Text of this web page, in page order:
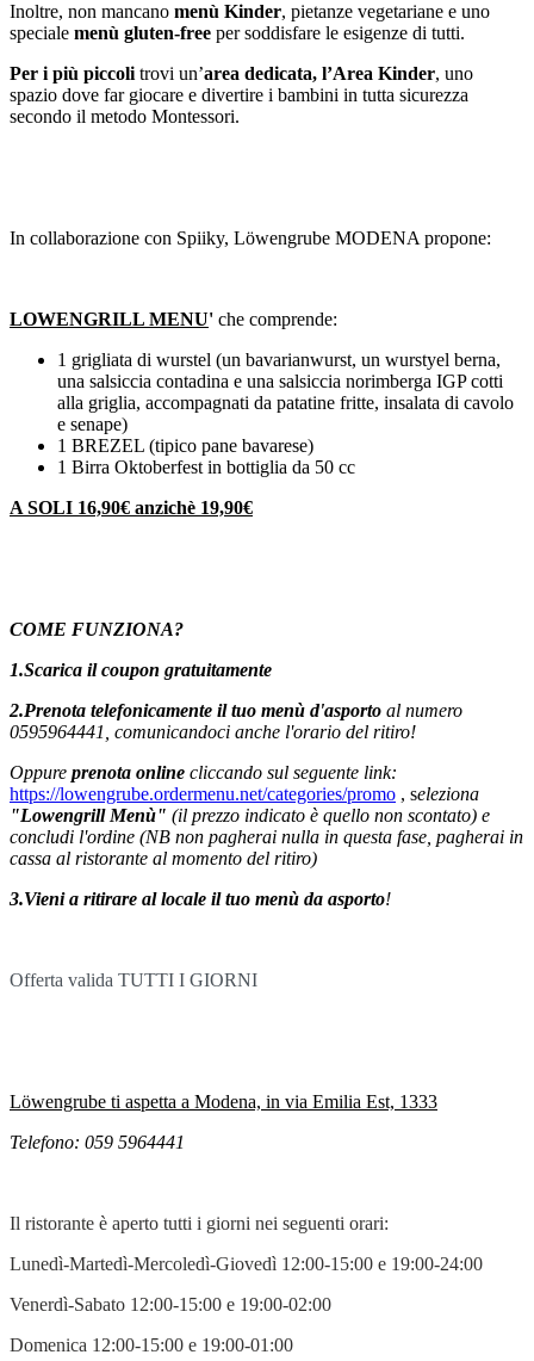
Inoltre, non mancano menù Kinder, pietanze vegetariane e uno
speciale menù gluten-free per soddisfare le esigenze di tutti.
Per i più piccoli trovi un’area dedicata, l’Area Kinder, uno
spazio dove far giocare e divertire i bambini in tutta sicurezza
secondo il metodo Montessori.
In collaborazione con Spiiky, Löwengrube MODENA propone:
LOWENGRILL MENU' che comprende:
1 grigliata di wurstel (un bavarianwurst, un wurstyel berna,
una salsiccia contadina e una salsiccia norimberga IGP cotti
alla griglia, accompagnati da patatine fritte, insalata di cavolo
e senape)
1 BREZEL (tipico pane bavarese)
1 Birra Oktoberfest in bottiglia da 50 cc
A SOLI 16,90€ anzichè 19,90€
COME FUNZIONA?
1.Scarica il coupon gratuitamente
2.Prenota telefonicamente il tuo menù d'asporto al numero
0595964441, comunicandoci anche l'orario del ritiro!
Oppure prenota online cliccando sul seguente link:
https://lowengrube.ordermenu.net/categories/promo , seleziona
"Lowengrill Menù" (il prezzo indicato è quello non scontato) e
concludi l'ordine (NB non pagherai nulla in questa fase, pagherai in
cassa al ristorante al momento del ritiro)
3.Vieni a ritirare al locale il tuo menù da asporto!
Offerta valida TUTTI I GIORNI
Löwengrube ti aspetta a Modena, in via Emilia Est, 1333
Telefono: 059 5964441
Il ristorante è aperto tutti i giorni nei seguenti orari:
Lunedì-Martedì-Mercoledì-Giovedì 12:00-15:00 e 19:00-24:00
Venerdì-Sabato 12:00-15:00 e 19:00-02:00
Domenica 12:00-15:00 e 19:00-01:00